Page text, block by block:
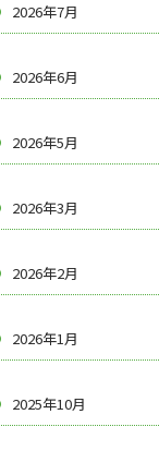
2026年7月
2026年6月
2026年5月
2026年3月
2026年2月
2026年1月
2025年10月